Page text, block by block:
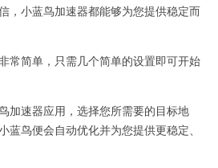
，小蓝鸟加速器都能够为您提供稳定而
简单，只需几个简单的设置即可开始
速器应用，选择您所需要的目标地
蓝鸟便会自动优化并为您提供更稳定、